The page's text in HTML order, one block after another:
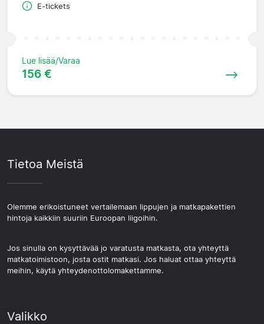
E-tickets
Lue lisää/Varaa
156 €
Tietoa Meistä
Olemme erikoistuneet vertailemaan lippujen ja matkapakettien
hintoja kaikkiin suuriin Euroopan liigoihin.
Jos sinulla on kysyttävää jo varatusta matkasta, ota yhteyttä
matkatoimistoon, josta ostit matkasi. Jos haluat ottaa yhteyttä
meihin, käytä yhteydenottolomakettamme.
Valikko